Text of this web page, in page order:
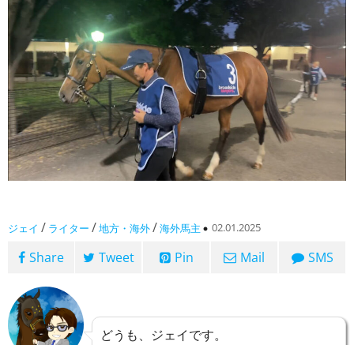
ジェイ / ライター /地方・海外/海外馬主 02.01.2025
Share Tweet Pin Mail SMS
どうも、ジェイです。